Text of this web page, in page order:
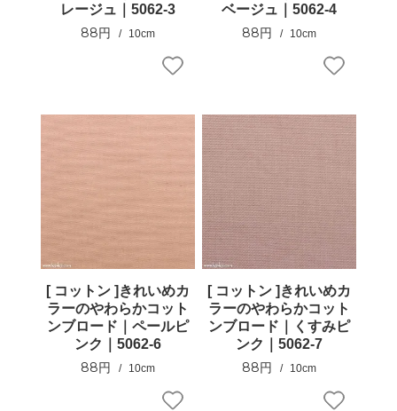
レージュ｜5062-3
88円 10cm
ベージュ｜5062-4
88円 10cm
[ コットン ]きれいめカ
ラーのやわらかコット
ンブロード｜ペールピ
ンク｜5062-6
88円 10cm
[ コットン ]きれいめカ
ラーのやわらかコット
ンブロード｜くすみピ
ンク｜5062-7
88円 10cm